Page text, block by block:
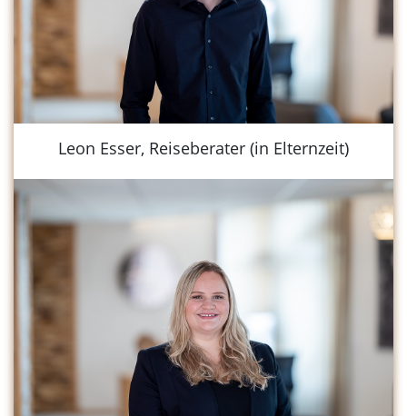
Leon Esser, Reiseberater (in Elternzeit)